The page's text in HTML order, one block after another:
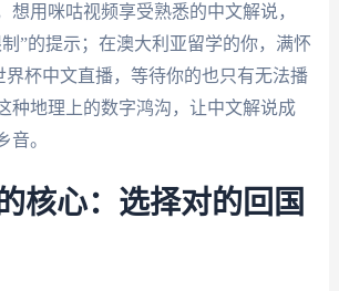
想用咪咕视频享受熟悉的中文解说，
”的提示；在澳大利亚留学的你，满怀
界杯中文直播，等待你的也只有无法播
种地理上的数字鸿沟，让中文解说成
音。
核心：选择对的回国